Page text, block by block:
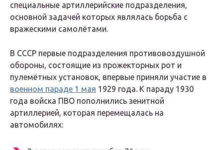
специальные артиллерийские подразделения,
основной задачей которых являлась борьба с
вражескими самолётами.
В СССР первые подразделения противовоздушной
обороны, состоящие из прожекторных рот и
пулемётных установок, впервые приняли участие в
военном параде 1 мая 1929 года. К параду 1930
года войска ПВО пополнились зенитной
артиллерией, которая перемещалась на
автомобилях: